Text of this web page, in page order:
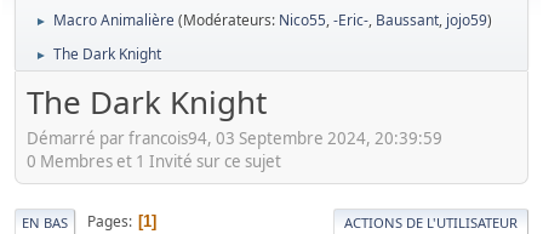
► Macro Animalière(Modérateurs: Nico55,-Eric-, Baussant, jojo59)
► The Dark Knight
The Dark Knight
Démarré par francois94, 03 Septembre 2024, 20:39:59
0 Membres et 1 Invité sur ce sujet
EN BAS Pages 1 ACTIONS DE L'UTILISATEUR